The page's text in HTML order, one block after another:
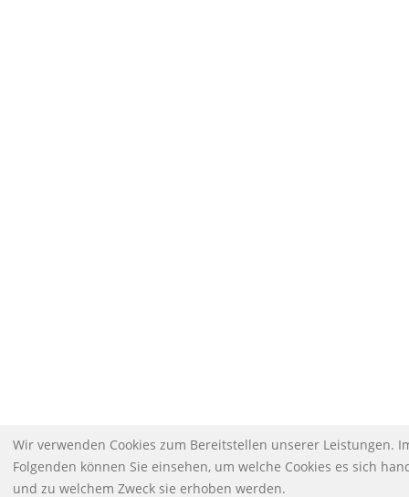
Wir verwenden Cookies zum Bereitstellen unserer Leistungen.
Folgenden können Sie einsehen, um welche Cookies es sich
und zu welchem Zweck sie erhoben werden.